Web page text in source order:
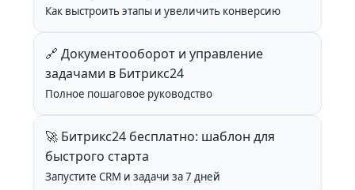
Как выстроить этапы и увеличить конверсию
🔗 Документооборот и управление
задачами в Битрикс24
Полное пошаговое руководство
🚀 Битрикс24 бесплатно: шаблон для
быстрого старта
Запустите CRM и задачи за 7 дней